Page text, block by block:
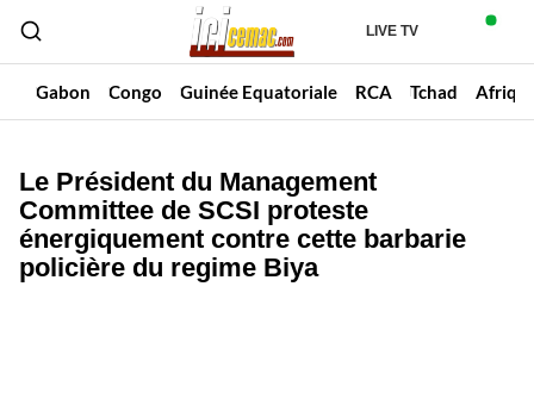
LIVE TV
Gabon Congo Guinée Equatoriale RCA Tchad
Le Président du Management
Committee de SCSI proteste
énergiquement contre cette barbarie
policière du regime Biya